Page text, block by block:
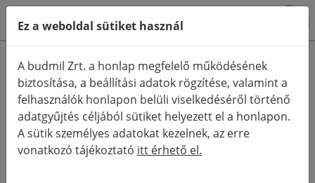
Termékkategóriák
Részletes keresés
FŐOLDAL KATEGÓRIÁK RUHÁZAT
TÉLI KABÁT
RENDEZÉS:
Ez a weboldal sütiket használ
A budmil Zrt. a honlap megfelelő működésének
biztosítása, a beállítási adatok rögzítése, valamint a
felhasználók honlapon belüli viselkedéséről történő
adatgyűjtés céljából sütiket helyezett el a honlapon.
A sütik személyes adatokat kezelnek, az erre
vonatkozó tájékoztató itt érhető el.